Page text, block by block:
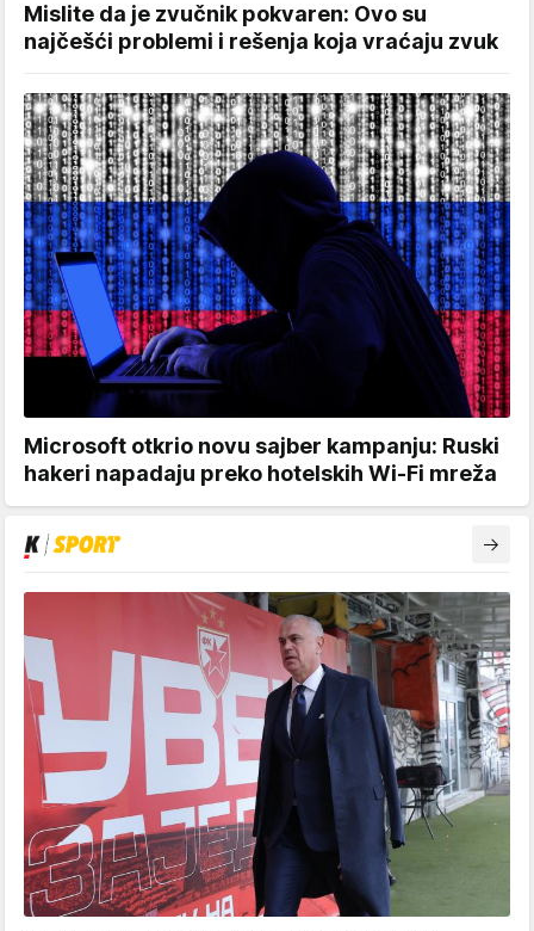
Mislite da je zvučnik pokvaren: Ovo su
najčešći problemi i rešenja koja vraćaju zvuk
Microsoft otkrio novu sajber kampanju: Ruski
hakeri napadaju preko hotelskih Wi-Fi mreža